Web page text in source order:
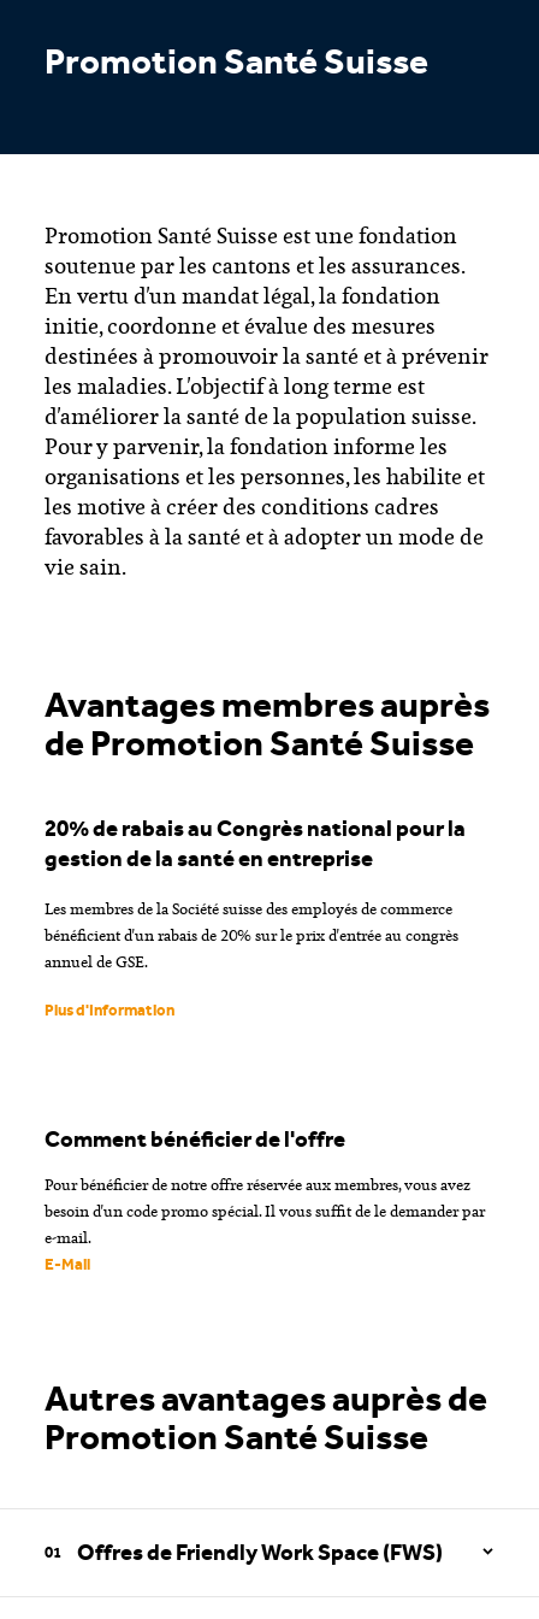
Promotion Santé Suisse
Promotion Santé Suisse est une fondation
soutenue par les cantons et les assurances.
En vertu d'un mandat légal, la fondation
initie, coordonne et évalue des mesures
destinées à promouvoir la santé et à prévenir
les maladies. L'objectif à long terme est
d'améliorer la santé de la population suisse.
Pour y parvenir, la fondation informe les
organisations et les personnes, les habilite et
les motive à créer des conditions cadres
favorables à la santé et à adopter un mode de
vie sain.
Avantages membres auprès
de Promotion Santé Suisse
20% de rabais au Congrès national pour la
gestion de la santé en entreprise
Les membres de la Société suisse des employés de commerce
bénéficient d'un rabais de 20% sur le prix d'entrée au congrès
annuel de GSE.
Plus d'Information
Comment bénéficier de l'offre
Pour bénéficier de notre offre réservée aux membres, vous avez
besoin d'un code promo spécial. Il vous suffit de le demander par
e-mail.
E-Mail
Autres avantages auprès de
Promotion Santé Suisse
Offres de Friendly Work Space (FWS)